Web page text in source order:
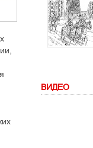
ВИДЕО